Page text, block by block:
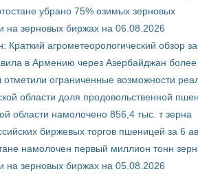
убрано 75% озимых зерновых
на зерновых биржах на 06.08.2026
Краткий агрометеорологический обзор
в Армению через Азербайджан более
отметили ограниченные возможности
области доля продовольственной
области намолочено 856,4 тыс. т зерна
биржевых торгов пшеницей за 6
намолочен первый миллион тонн
на зерновых биржах на 05.08.2026